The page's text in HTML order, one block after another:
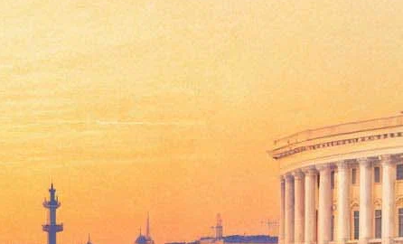
колонии. Об этом 12 июня сообщает журналист